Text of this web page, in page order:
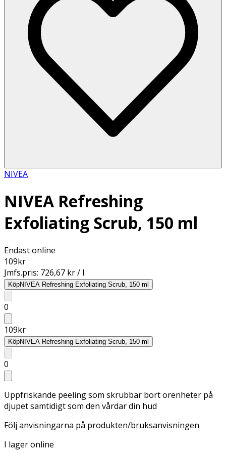
NIVEA
NIVEA Refreshing
Exfoliating Scrub, 150 ml
Endast online
109kr
Jmfs.pris: 726,67 kr / l
KöpNIVEA Refreshing Exfoliating Scrub, 150 ml
0
109kr
KöpNIVEA Refreshing Exfoliating Scrub, 150 ml
0
Uppfriskande peeling som skrubbar bort orenheter på
djupet samtidigt som den vårdar din hud
Följ anvisningarna på produkten/bruksanvisningen
I lager online